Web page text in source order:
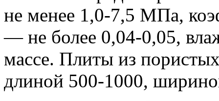
не менее 1,0-7,5 МПа,
— не более 0,04-0,05,
массе. Плиты из
длиной 500-1000,